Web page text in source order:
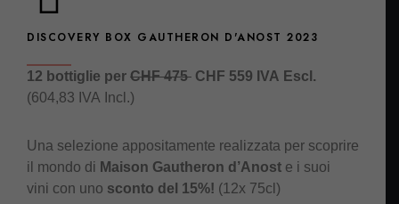
DISCOVERY BOX GAUTHERON D'ANOST 2023
12 bottiglie per CHF 475 CHF 559 IVA Escl.
(604,83 IVA Incl.)
Una selezione appositamente realizzata per scoprire
il mondo di Maison Gautheron d’Anost e i suoi
vini con uno sconto del 15%! (12x 75cl)